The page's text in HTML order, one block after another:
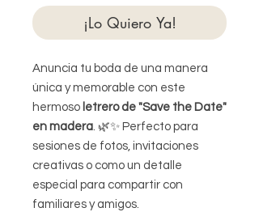
¡Lo Quiero Ya!
Anuncia tu boda de una manera
única y memorable con este
hermoso letrero de "Save the Date"
en madera. 🌿✨ Perfecto para
sesiones de fotos, invitaciones
creativas o como un detalle
especial para compartir con
familiares y amigos.